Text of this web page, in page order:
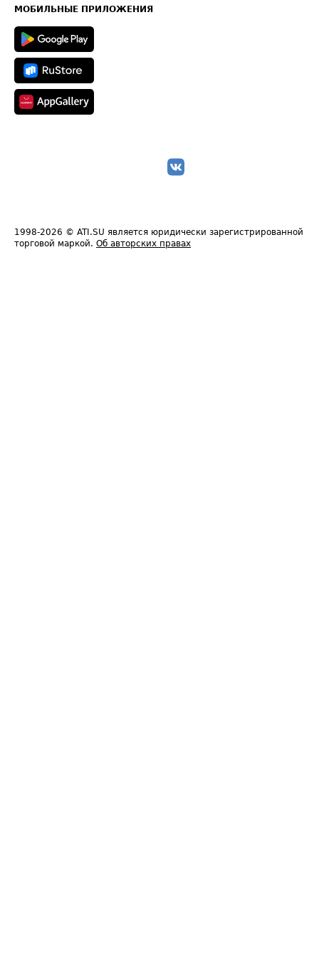
Техническая информация
МОБИЛЬНЫЕ ПРИЛОЖЕНИЯ
1998-2026 © ATI.SU является юридически зарегистрированной
торговой маркой. Об авторских правах